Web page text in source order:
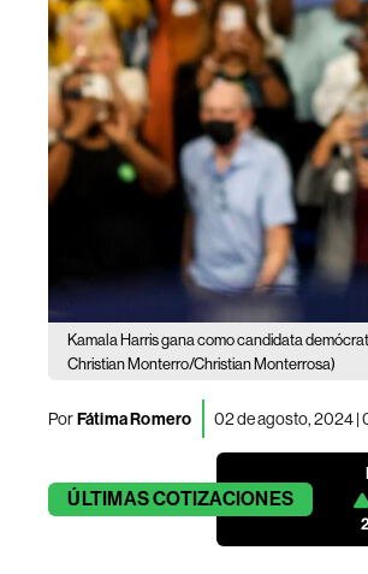
Kamala Harris gana como candidata
Christian Monterro/Christian Monterrosa)
PorFátima Romero 02 de agosto, 2024 |
ÚLTIMASCOTIZACIONES